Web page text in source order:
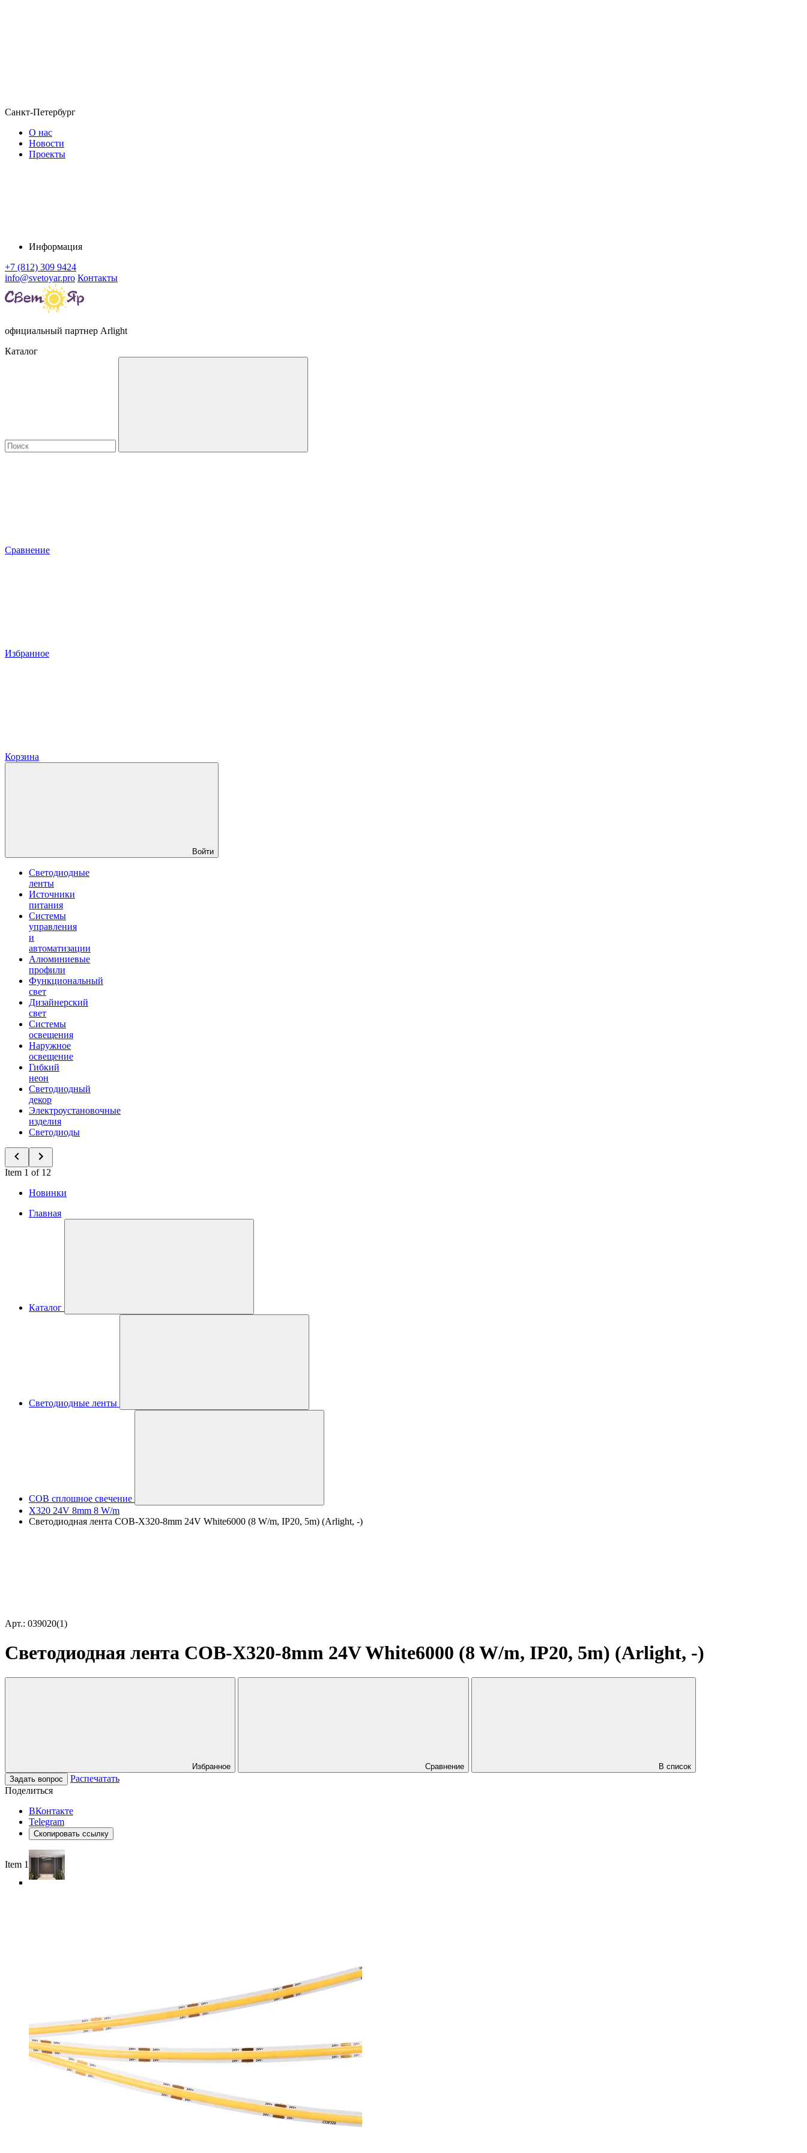
Санкт-Петербург
О нас
Новости
Проекты
Информация
+7 (812) 309 9424
info@svetoyar.pro Контакты
официальный партнер Arlight
Каталог
Сравнение
Избранное
Корзина
Войти
Светодиодные
ленты
Источники
питания
Системы
управления
и
автоматизации
Алюминиевые
профили
Функциональный
свет
Дизайнерский
свет
Системы
освещения
Наружное
освещение
Гибкий
неон
Светодиодный
декор
Электроустановочные
изделия
Светодиоды
Item 1 of 12
Новинки
Главная
Каталог
Светодиодные ленты
COB сплошное свечение
X320 24V 8mm 8 W/m
Светодиодная лента COB-X320-8mm 24V White6000 (8 W/m, IP20, 5m) (Arlight, -)
Арт.: 039020(1)
Светодиодная лента COB-X320-8mm 24V White6000 (8 W/m, IP20, 5m) (Arlight, -)
Избранное Сравнение
В список
Задать вопрос
Распечатать
Поделиться
ВКонтакте
Telegram
Скопировать ссылку
Item 1 of 6